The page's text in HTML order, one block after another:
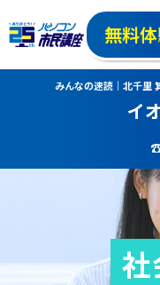
無料
みんなの速読｜北千里
イ